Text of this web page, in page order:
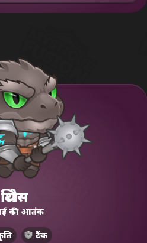
थ्रिटोस
की आतंक
टैंक